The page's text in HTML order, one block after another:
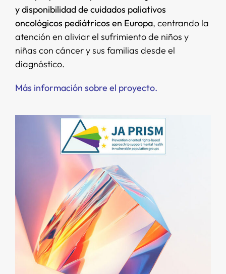
y disponibilidad de cuidados paliativos
oncológicos pediátricos en Europa, centrando la
atención en aliviar el sufrimiento de niños y
niñas con cáncer y sus familias desde el
diagnóstico.
Más información sobre el proyecto.